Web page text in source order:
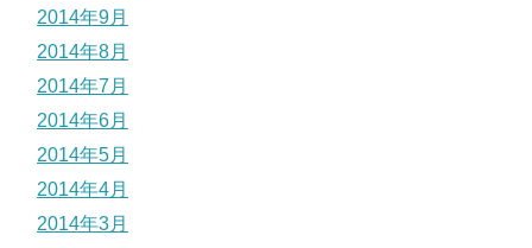
2014年9月
2014年8月
2014年7月
2014年6月
2014年5月
2014年4月
2014年3月